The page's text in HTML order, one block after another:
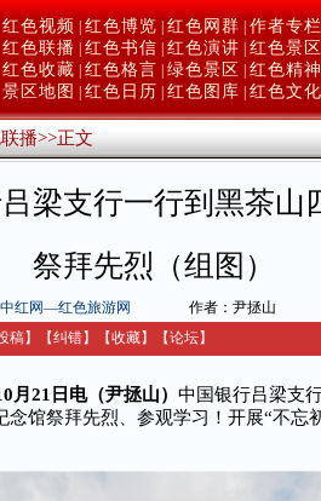
红色视频 红色博览 红色网群 作者专栏
红色联播 红色书信 红色演讲 红色景区
红色收藏 红色格言 绿色景区
红色精神
景区地图
红色日历 红色图库 红色文化
播>>正文
梁支行一行到黑茶山
祭拜先烈（组图）
中红网—红色旅游网
作者：尹拯山
稿】 【纠错】 【收藏】 【论坛】
月21日电（尹拯山） 中国银行吕梁支
念馆祭拜先烈、参观学习​！开展“不忘